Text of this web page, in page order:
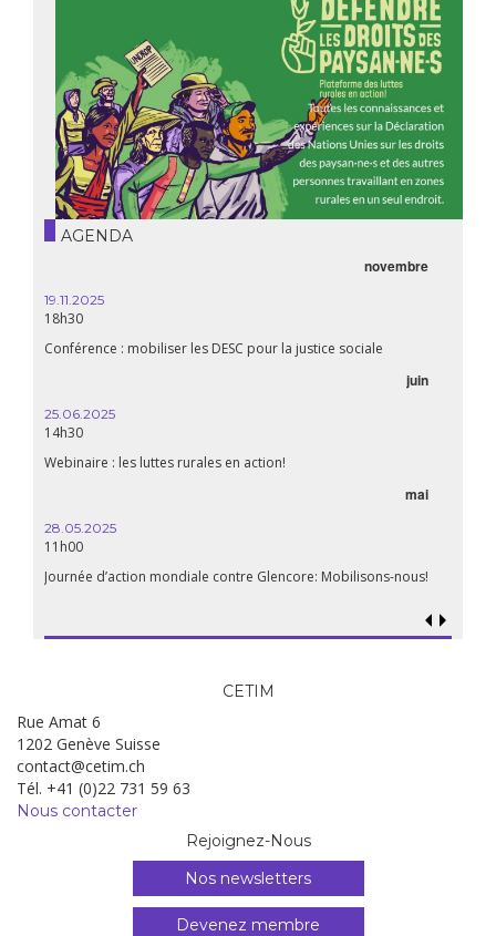
AGENDA
novembre
19.11.2025
18h30
Conférence : mobiliser les DESC pour la justice sociale
juin
25.06.2025
14h30
Webinaire : les luttes rurales en action!
mai
28.05.2025
11h00
Journée d’action mondiale contre Glencore: Mobilisons-nous!
CETIM
Rue Amat 6
1202 Genève Suisse
contact@cetim.ch
Tél. +41 (0)22 731 59 63
Nous contacter
Rejoignez-Nous
Nos newsletters
Devenez membre